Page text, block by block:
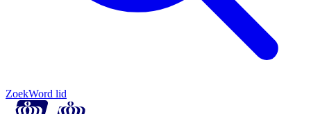
ZoekWord lid